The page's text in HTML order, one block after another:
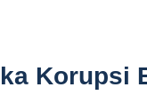
Korupsi